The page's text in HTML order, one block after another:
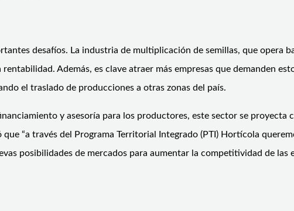
desafíos. La industria de multiplicación de semillas, que opera
Además, es clave atraer más empresas que demanden
el traslado de producciones a otras zonas del país.
y asesoría para los productores, este sector se proyecta
“a través del Programa Territorial Integrado (PTI) Hortícola
posibilidades de mercados para aumentar la competitividad de